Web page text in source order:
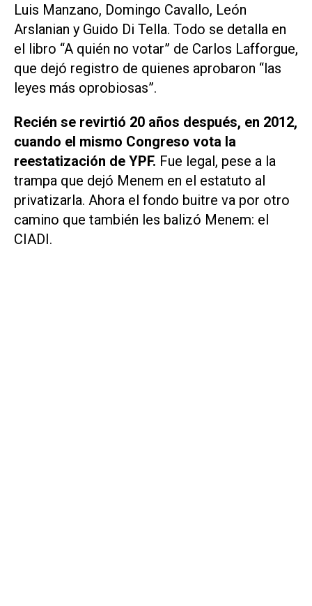
Luis Manzano, Domingo Cavallo, León
Arslanian y Guido Di Tella. Todo se detalla en
el libro “A quién no votar” de Carlos Lafforgue,
que dejó registro de quienes aprobaron “las
leyes más oprobiosas”.
Recién se revirtió 20 años después, en 2012,
cuando el mismo Congreso vota la
reestatización de YPF. Fue legal, pese a la
trampa que dejó Menem en el estatuto al
privatizarla. Ahora el fondo buitre va por otro
camino que también les balizó Menem: el
CIADI.